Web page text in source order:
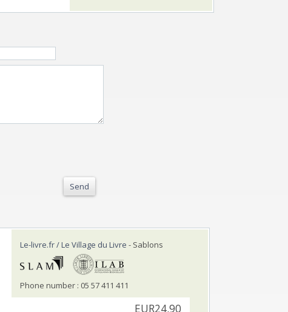
Send
Le-livre.fr / Le Village du Livre - Sablons
Phone number : 05 57 411 411
EUR24.90